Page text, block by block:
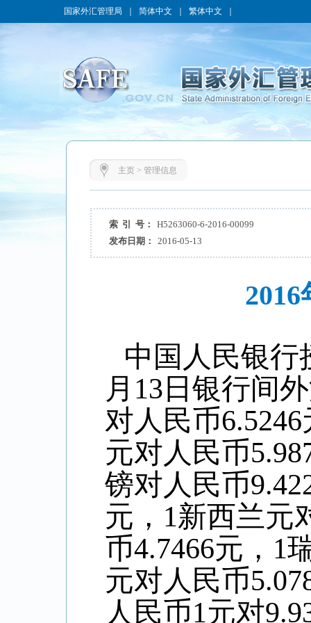
国家外汇管理局 简体中文 繁体中文
主页> 管理信息
索 引 号：
H5263060-6-2016-00099
发布日期：
2016-05-13
中国人民银行
月 13 日银行间
对人民币6.5246
元对人民币
镑对人民币
元， 1新西兰元
币4.7466元， 1
元对人民币
人民币1元对